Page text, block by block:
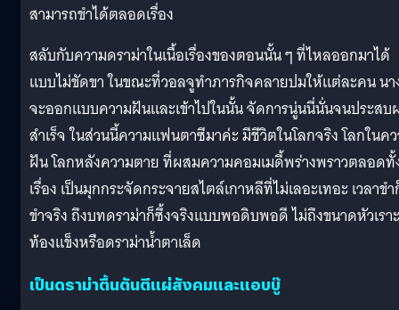
สามารถขำได้ตลอดเรื่อง
สลับกับความดราม่าในเนื้อเรื่องของตอนนั้น ๆ ที่ไหลออกมาได้
แบบไม่ขัดขา ในขณะที่วอลจูทำภารกิจคลายปมให้แต่ละคน นา
จะออกแบบความฝันและเข้าไปในนั้น จัดการนู่นนี่นั่นจนประสบ
สำเร็จ ในส่วนนี้ความแฟนตาซีมาค่ะ มีชีวิตในโลกจริง โลกในค
ฝัน โลกหลังความตาย ที่ผสมความคอมเมดี้พร่างพราวตลอดทั้
เรื่อง เป็นมุกกระจัดกระจายสไตล์เกาหลีที่ไม่เลอะเทอะ เวลาข
ขำจริง ถึงบทดราม่าก็ซึ้งจริงแบบพอดิบพอดี ไม่ถึงขนาดหัวเราะ
ท้องแข็งหรือดราม่าน้ำตาเล็ด
เป็นดราม่าตื้นตันตีแผ่สังคมและแอบบู๊